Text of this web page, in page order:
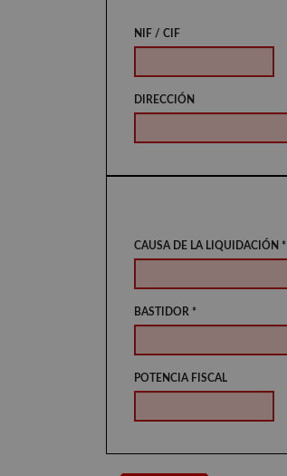
NIF / CIF
DIRECCIÓN
CAUSA DE LA LIQUIDACIÓN *
BASTIDOR *
POTENCIA FISCAL